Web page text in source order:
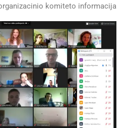
komiteto informacija